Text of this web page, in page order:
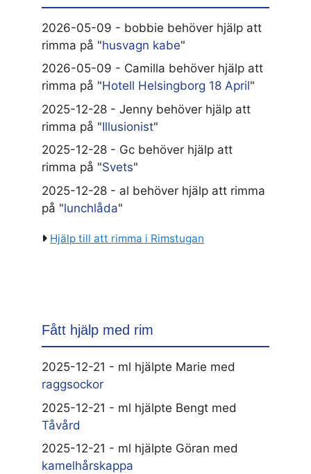
2026-05-09 - bobbie behöver hjälp att
rimma på "husvagn kabe"
2026-05-09 - Camilla behöver hjälp att
rimma på "Hotell Helsingborg 18 April"
2025-12-28 - Jenny behöver hjälp att
rimma på "Illusionist"
2025-12-28 - Gc behöver hjälp att
rimma på "Svets"
2025-12-28 - al behöver hjälp att rimma
på "lunchlåda"
Hjälp till att rimma i Rimstugan
Fått hjälp med rim
2025-12-21 - ml hjälpte Marie med
raggsockor
2025-12-21 - ml hjälpte Bengt med
Tåvård
2025-12-21 - ml hjälpte Göran med
kamelhårskappa